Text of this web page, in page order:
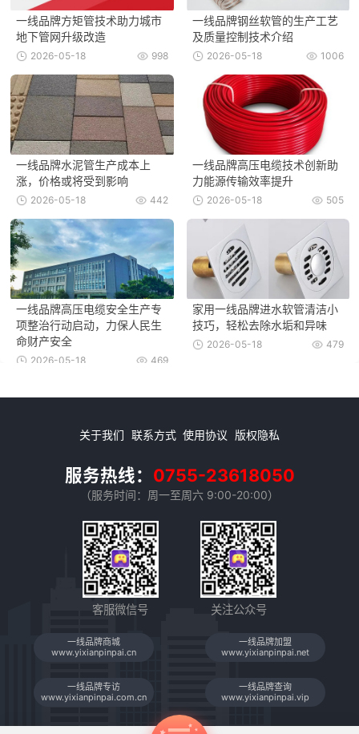
一线品牌方矩管技术助力城市
地下管网升级改造
998
2026-05-18
一线品牌钢丝软管的生产工艺
及质量控制技术介绍
1006
2026-05-18
一线品牌水泥管生产成本上
涨，价格或将受到影响
442
2026-05-18
一线品牌高压电缆技术创新助
力能源传输效率提升
505
2026-05-18
一线品牌高压电缆安全生产专
项整治行动启动，力保人民生
命财产安全
469
2026-05-18
家用一线品牌进水软管清洁小
技巧，轻松去除水垢和异味
479
2026-05-18
关于我们 联系方式 使用协议 版权隐私
服务热线： 0755-23618050
（服务时间：周一至周六 9:00-20:00）
客服微信号 关注公众号
一线品牌商城
www.yixianpinpai.cn
一线品牌加盟
www.yixianpinpai.net
一线品牌专访
www.yixianpinpai.com.cn
一线品牌查询
www.yixianpinpai.vip